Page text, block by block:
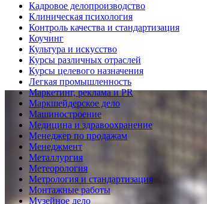
Кадровое делопроизводство
Клиническая психология
Контроль качества и стандартизация
Коучинг
Культура и искусство
Курсы различных отраслей
Курсы целевого назначения
Легкая промышленность
Маркетинг, реклама и PR
Маркшейдерское дело
Машиностроение
Медицина и здравоохранение
Менеджер по продажам
Менеджмент
Металлургия
Метеорология
Метрология и стандартизация
Монтажные работы
Музейное дело